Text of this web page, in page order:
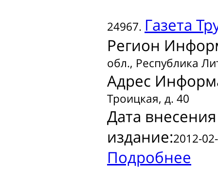
24967. Газета
Регион
обл., Республика
Адрес
Троицкая, д. 40
Дата
издание:2012-
Подробнее